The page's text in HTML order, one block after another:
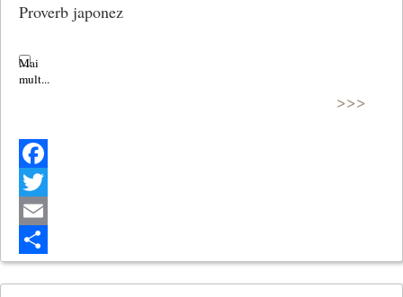
Proverb japonez
>>>
Facebook
Twitter
Email
Share